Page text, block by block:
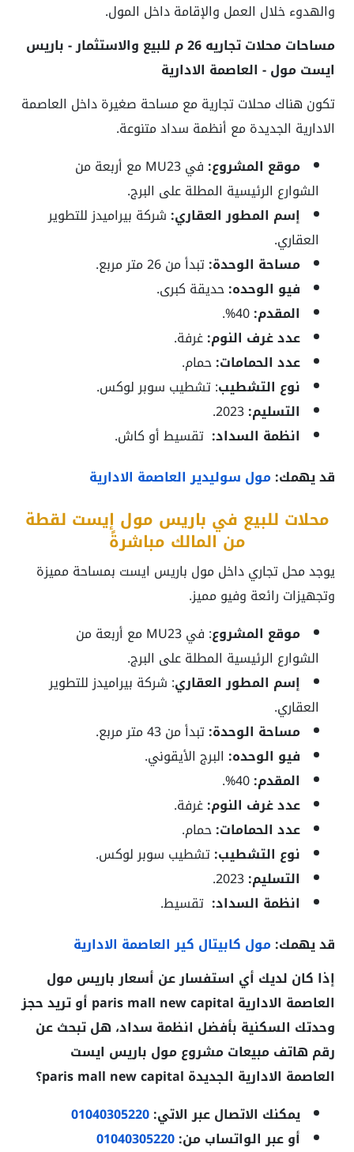
والهدوء خلال العمل والإقامة داخل المول.
مساحات محلات تجاريه 26 م للبيع والاستثمار - باريس
ايست مول - العاصمة الادارية
تكون هناك محلات تجارية مع مساحة صغيرة داخل العاصمة
الادارية الجديدة مع أنظمة سداد متنوعة.
موقع المشروع:
في MU23 مع أربعة من
الشوارع الرئيسية المطلة على البرج.
إسم المطور العقاري: شركة بيراميدز للتطوير
العقاري.
مساحة الوحدة:تبدأ من 26 متر مربع.
فيو الوحده:حديقة كبرى.
المقدم:
عدد غرف النوم:غرفة.
عدد الحمامات:حمام.
نوع التشطيب: تشطيب سوبر لوكس.
التسليم:2023.
انظمة السداد: تقسيط أو كاش.
قد يهمك:مول سوليدير العاصمة الادارية
محلات للبيع في باريس مول إيست لقطة
من المالك مباشرةً
يوجد محل تجاري داخل مول باريس ايست بمساحة مميزة
وتجهيزات رائعة وفيو مميز.
موقع المشروع
: في MU23 مع أربعة من
الشوارع الرئيسية المطلة على البرج.
إسم المطور العقاري: شركة بيراميدز للتطوير
العقاري.
مساحة الوحدة:تبدأ من 43 متر مربع.
فيو الوحده: البرج الأيقوني.
المقدم:
عدد غرف النوم:غرفة.
عدد الحمامات:حمام.
نوع التشطيب:تشطيب سوبر لوكس.
التسليم:2023.
انظمة السداد: تقسيط.
قد يهمك:مول كابيتال كير العاصمة الادارية
إذا كان لديك أي استفسار عن أسعار باريس مول
العاصمة الادارية paris mall new capital أو تريد حجز
وحدتك السكنية بأفضل انظمة سداد، هل تبحث عن
رقم هاتف مبيعات مشروع مول باريس ايست
العاصمة الادارية الجديدة paris mall new capital؟
يمكنك الاتصال عبر الاتي:01040305220
أو عبر الواتساب من:01040305220